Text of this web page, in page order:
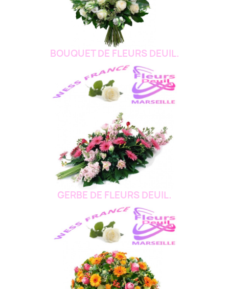
BOUQUET DE FLEURS DEUIL.
GERBE DE FLEURS DEUIL.